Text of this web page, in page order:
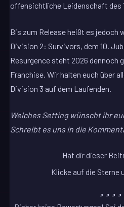
offensichtliche Leidenschaft des
Bis zum Release heißt es jedoch
Division 2: Survivors, dem 10.
Resurgence steht 2026 dennoch
Franchise. Wir halten euch über
Division 3 auf dem Laufenden.
Welches Setting wünscht ihr
Schreibt es uns in die
Hat dir dieser
Klicke auf die Sterne